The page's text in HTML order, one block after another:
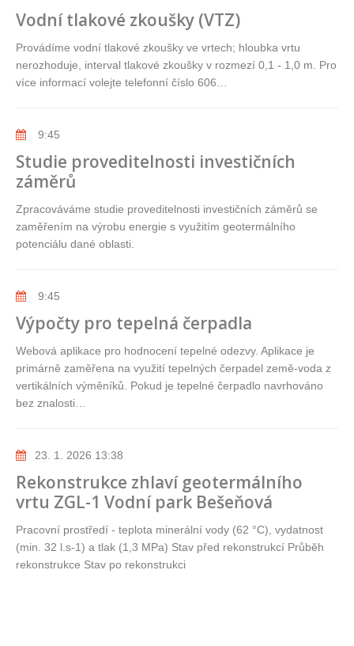
Vodní tlakové zkoušky (VTZ)
Provádíme vodní tlakové zkoušky ve vrtech; hloubka vrtu
nerozhoduje, interval tlakové zkoušky v rozmezí 0,1 - 1,0 m. Pro
více informací volejte telefonní číslo 606…
9:45
Studie proveditelnosti investičních
záměrů
Zpracováváme studie proveditelnosti investičních záměrů se
zaměřením na výrobu energie s využitím geotermálního
potenciálu dané oblasti.
9:45
Výpočty pro tepelná čerpadla
Webová aplikace pro hodnocení tepelné odezvy. Aplikace je
primárně zaměřena na využití tepelných čerpadel země-voda z
vertikálních výměníků. Pokud je tepelné čerpadlo navrhováno
bez znalosti…
23. 1. 2026 13:38
Rekonstrukce zhlaví geotermálního
vrtu ZGL-1 Vodní park Bešeňová
Pracovní prostředí - teplota minerální vody (62 °C), vydatnost
(min. 32 l.s-1) a tlak (1,3 MPa) Stav před rekonstrukcí Průběh
rekonstrukce Stav po rekonstrukci